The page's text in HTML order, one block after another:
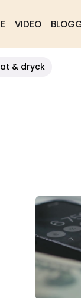
VIDEO
& dryck